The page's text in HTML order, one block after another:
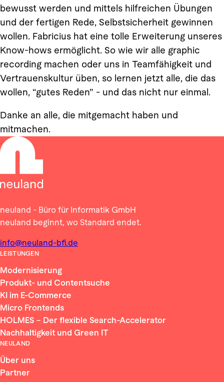
bewusst werden und mittels hilfreichen Übungen
und der fertigen Rede, Selbstsicherheit gewinnen
wollen. Fabricius hat eine tolle Erweiterung unseres
Know-hows ermöglicht. So wie wir alle graphic
recording machen oder uns in Teamfähigkeit und
Vertrauenskultur üben, so lernen jetzt alle, die das
wollen, “gutes Reden” - und das nicht nur einmal.
Danke an alle, die mitgemacht haben und
mitmachen.
neuland - Büro für Informatik GmbH
neuland beginnt, wo Standard endet.
info@neuland-bfi.de
LEISTUNGEN
Modernisierung
Produkt- und Contentsuche
KI im E-Commerce
Micro Frontends
HOLMES – Der flexible Search-Accelerator
Nachhaltigkeit und Green IT
NEULAND
Über uns
Partner